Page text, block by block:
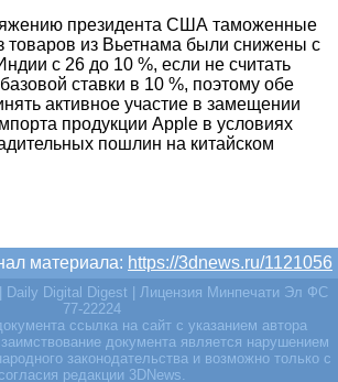
президента США таможенные
товаров из Вьетнама были снижены с
с 26 до 10 %, если не считать
ставки в 10 %, поэтому обе
активное участие в замещении
продукции Apple в условиях
пошлин на китайском
материала: https://3dnews.ru/1121056
Daily Digital Digest | Лицензия Минпечати Эл ФС
77-22224
ссылка на сайт с указанием автора
документа является нарушением
законодательства и возможно только с
согласия редакции 3DNews.